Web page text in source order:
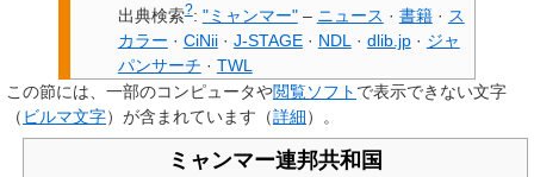
出典検索?: "ミャンマー" – ニュース · 書籍 · ス
カラー · CiNii · J-STAGE · NDL · dlib.jp · ジャ
パンサーチ · TWL
この節には、一部のコンピュータや閲覧ソフト で表示できない文字
（ ビルマ文字）が含まれています （詳細） 。
ミャンマー連邦共和国